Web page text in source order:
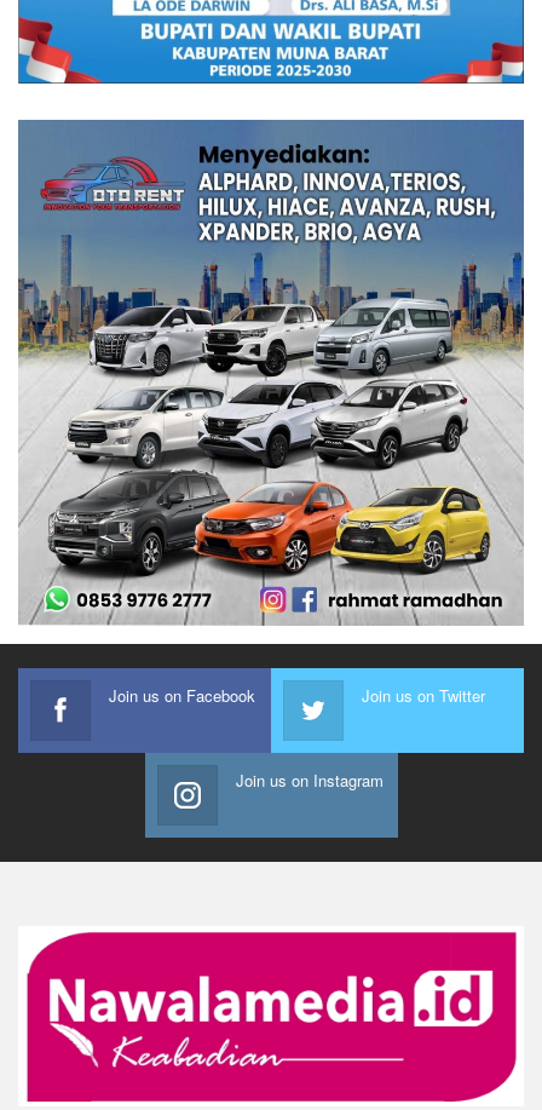
Join us on Facebook Join us on Twitter
Join us on Instagram